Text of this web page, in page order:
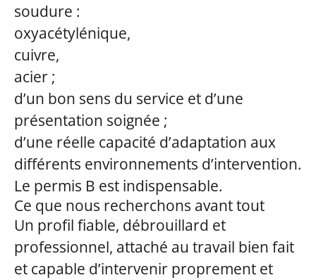
soudure :
oxyacétylénique,
cuivre,
acier ;
d’un bon sens du service et d’une
présentation soignée ;
d’une réelle capacité d’adaptation aux
différents environnements d’intervention.
Le permis B est indispensable.
Ce que nous recherchons avant tout
Un profil fiable, débrouillard et
professionnel, attaché au travail bien fait
et capable d’intervenir proprement et